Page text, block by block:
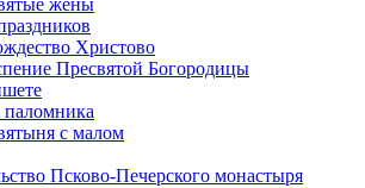
жены
Христово
Пресвятой Богородицы
с малом
Псково-Печерского монастыря